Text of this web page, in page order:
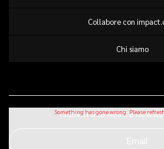
Collabore con
Chi siamo
Iscriviti alla nostra
Email